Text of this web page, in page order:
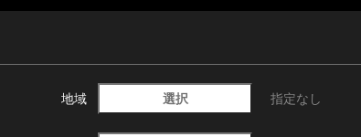
地域 選択 指定なし